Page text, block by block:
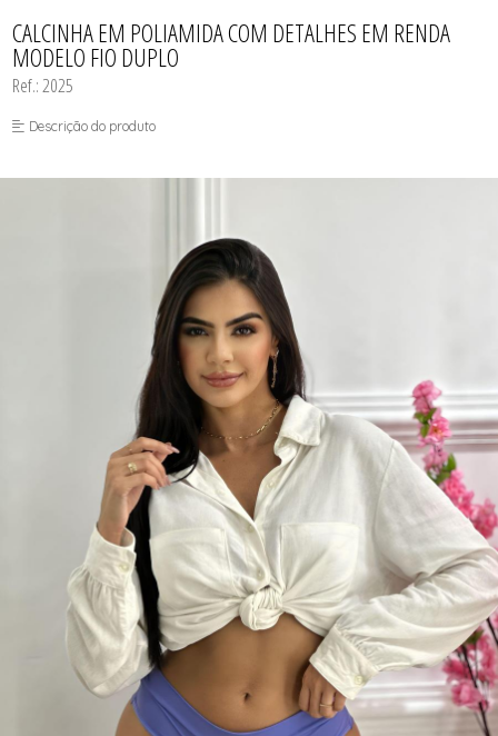
SEX SHOP
CALCINHAS
CAMISOLAS E ROBES
CONJUNTOS
MEIAS
MODA FITNESS
CALCINHA EM POLIAMIDA COM DETALHES EM RENDA
MODELO FIO DUPLO
Ref.: 2025
Descrição do produto